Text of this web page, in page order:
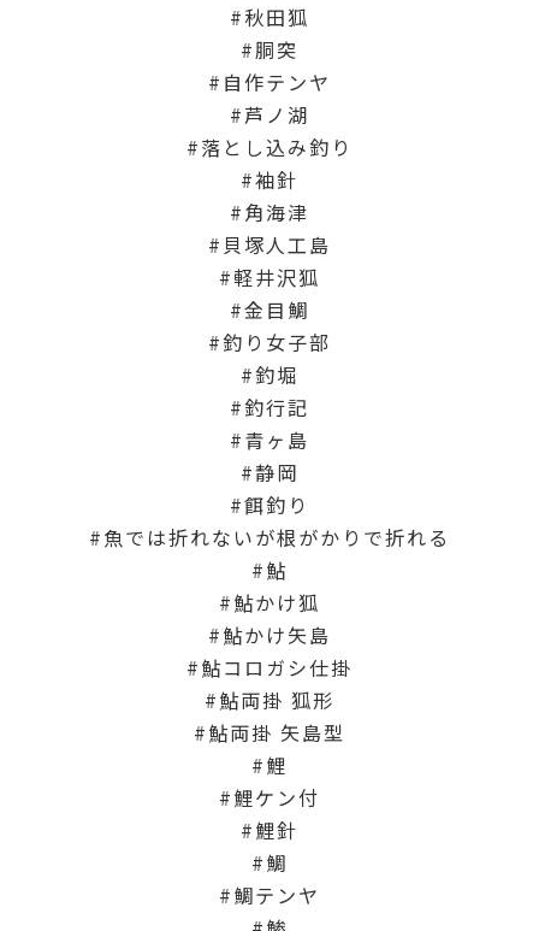
秋田狐
胴突
自作テンヤ
芦ノ湖
落とし込み釣り
袖針
角海津
貝塚人工島
軽井沢狐
金目鯛
釣り女子部
釣堀
釣行記
青ヶ島
静岡
餌釣り
魚では折れないが根がかりで折れる
鮎
鮎かけ狐
鮎かけ矢島
鮎コロガシ仕掛
鮎両掛 狐形
鮎両掛 矢島型
鯉
鯉ケン付
鯉針
鯛
鯛テンヤ